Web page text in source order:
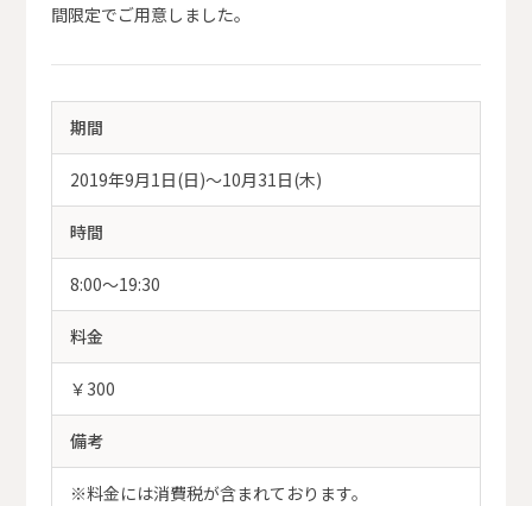
間限定でご用意しました。
期間
2019年9月1日(日)～10月31日(木)
時間
8:00〜19:30
料金
￥300
備考
※料金には消費税が含まれております。